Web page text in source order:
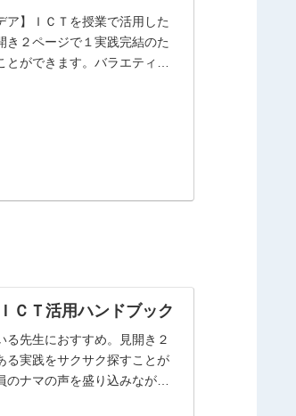
ア】ＩＣＴを授業で活用した
き２ページで１実践完結のた
ができます。バラエティに
ＣＴ活用ハンドブック
る先生におすすめ。見開き２
る実践をサクサク探すことが
ナマの声を盛り込みながら